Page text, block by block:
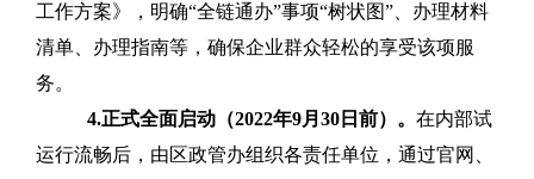
工作方案》，明确“全链通办”事项“树状图” 、办理材料
清单、办理指南等，确保企业群众轻松的享受该项服
务。
4.正式全面启动（2022年9月 30 日前）。 在内部试
运行流畅后，由区政管办组织各责任单位，通过官网、